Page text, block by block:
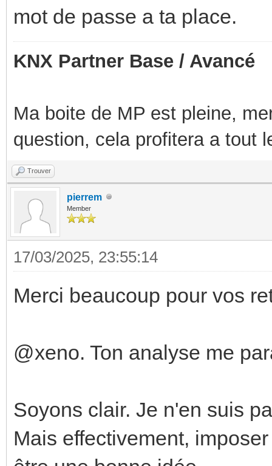
mot de passe a ta place.
KNX Partner Base / Avancé
Ma boite de MP est pleine,
question, cela profitera a tout
Trouver
pierrem
Member
17/03/2025, 23:55:14
Merci beaucoup pour vos
@xeno. Ton analyse me
Soyons clair. Je n'en suis
Mais effectivement,